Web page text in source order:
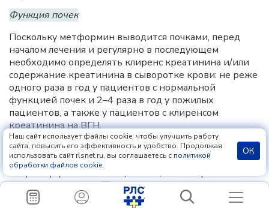
Функция почек
Поскольку метформин выводится почками, перед
началом лечения и регулярно в последующем
необходимо определять клиренс креатинина и/или
содержание креатинина в сыворотке крови: не реже
одного раза в год у пациентов с нормальной
функцией почек и 2–4 раза в год у пожилых
пациентов, а также у пациентов с клиренсом
креатинина наВГН.
Рекомендуется соблюдать особую осторожность в
случаях, когда функция почек может быть нарушена,
например у пожилых пациентов, или в случае начала
антигипертензивной терапии, приема диуретиков
илиНПВС
Наш сайт использует файлы cookie, чтобы улучшить работу
сайта, повысить его эффективность и удобство. Продолжая
использовать сайт rlsnet.ru, вы соглашаетесь с политикой
обработки файлов cookie.
ОК